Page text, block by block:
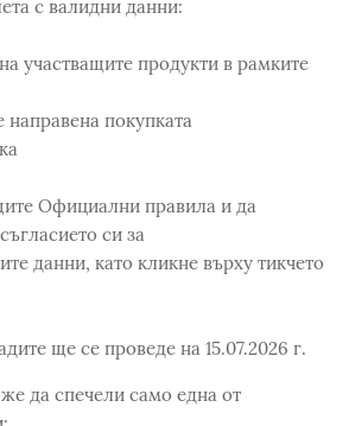
с валидни данни:
участващите продукти в рамките
направена покупката
Официални правила и да
си за
данни, като кликне върху тикчето
ще се проведе на 15.07.2026 г.
да спечели само една от